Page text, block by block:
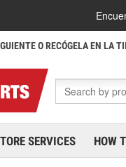
O RECÓGELA EN LA
SERVICES HOW